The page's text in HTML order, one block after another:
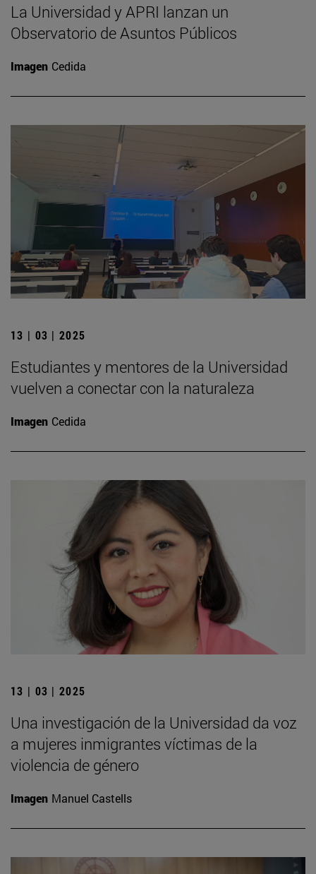
La Universidad y APRI lanzan un
Observatorio de Asuntos Públicos
Imagen Cedida
13 | 03 | 2025
Estudiantes y mentores de la Universidad
vuelven a conectar con la naturaleza
Imagen Cedida
13 | 03 | 2025
Una investigación de la Universidad da voz
a mujeres inmigrantes víctimas de la
violencia de género
Imagen Manuel Castells